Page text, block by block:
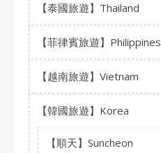
【泰國旅遊】Thailand
【菲律賓旅遊】Philippines
【越南旅遊】Vietnam
【韓國旅遊】Korea
【順天】Suncheon